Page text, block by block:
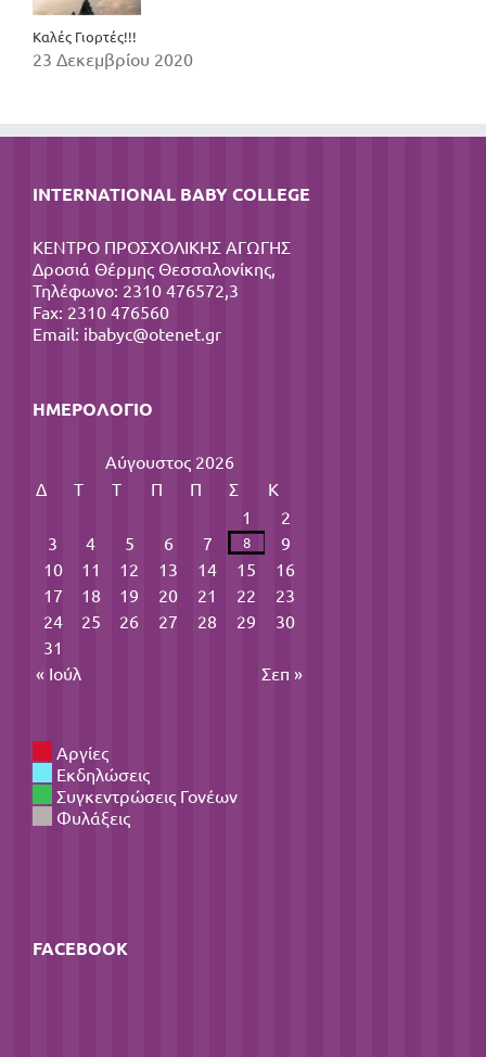
Καλές Γιορτές!!!
23 Δεκεμβρίου 2020
INTERNATIONAL BABY COLLEGE
ΚΕΝΤΡΟ ΠΡΟΣΧΟΛΙΚΗΣ ΑΓΩΓΗΣ
Δροσιά Θέρμης Θεσσαλονίκης,
Τηλέφωνο: 2310 476572,3
Fax: 2310 476560
Email: ibabyc@otenet.gr
ΗΜΕΡΟΛΌΓΙΟ
Αύγουστος 2026
Δ
Τ Τ Π Π Σ
Κ
1
2
3
4 5 6 7 8
9
10
11 12 13 14 15
16
17
18 19 20 21 22
23
24
25 26 27 28 29
30
31
« Ιούλ
Σεπ »
Αργίες
Εκδηλώσεις
Συγκεντρώσεις Γονέων
Φυλάξεις
FACEBOOK